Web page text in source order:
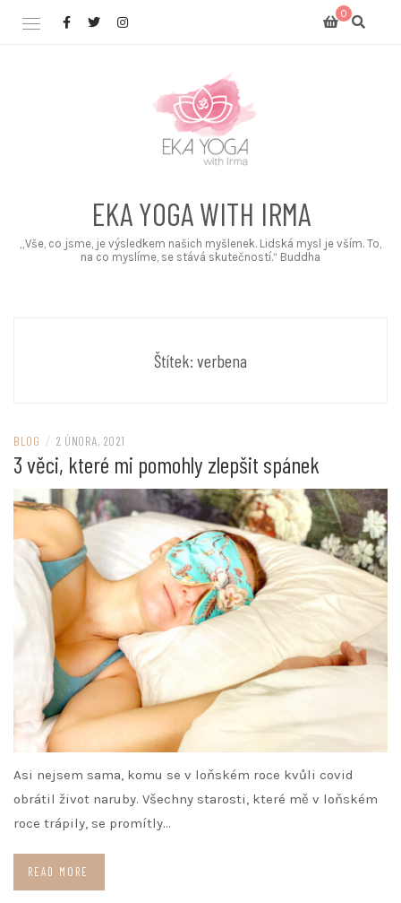
0
EKA YOGA WITH IRMA
„Vše, co jsme, je výsledkem našich myšlenek. Lidská mysl je vším. To,
na co myslíme, se stává skutečností.“ Buddha
Štítek: verbena
BLOG / 2 ÚNORA, 2021
3 věci, které mi pomohly zlepšit spánek
Asi nejsem sama, komu se v loňském roce kvůli covid
obrátil život naruby. Všechny starosti, které mě v loňském
roce trápily, se promítly…
READ MORE